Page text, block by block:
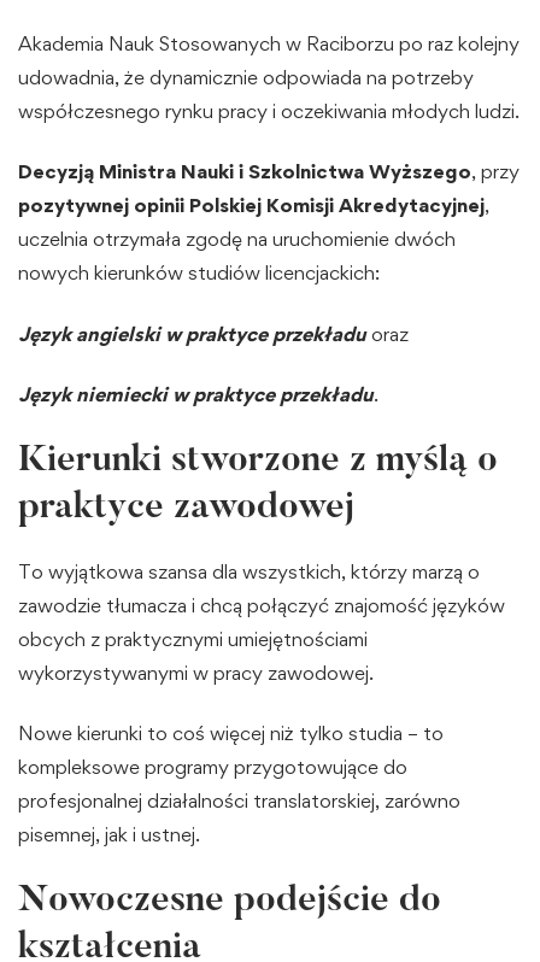
Akademia Nauk Stosowanych w Raciborzu po raz kolejny
udowadnia, że dynamicznie odpowiada na potrzeby
współczesnego rynku pracy i oczekiwania młodych ludzi.
Decyzją Ministra Nauki i Szkolnictwa Wyższego, przy
pozytywnej opinii Polskiej Komisji Akredytacyjnej,
uczelnia otrzymała zgodę na uruchomienie dwóch
nowych kierunków studiów licencjackich:
Język angielski w praktyce przekładuoraz
Język niemiecki w praktyce przekładu.
Kierunki stworzone z myślą o
praktyce zawodowej
To wyjątkowa szansa dla wszystkich, którzy marzą o
zawodzie tłumacza i chcą połączyć znajomość języków
obcych z praktycznymi umiejętnościami
wykorzystywanymi w pracy zawodowej.
Nowe kierunki to coś więcej niż tylko studia – to
kompleksowe programy przygotowujące do
profesjonalnej działalności translatorskiej, zarówno
pisemnej, jak i ustnej.
Nowoczesne podejście do
kształcenia